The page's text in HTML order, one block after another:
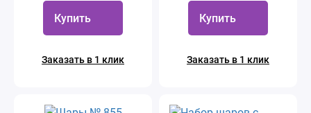
Купить
Заказать в 1 клик
Купить
Заказать в 1 клик